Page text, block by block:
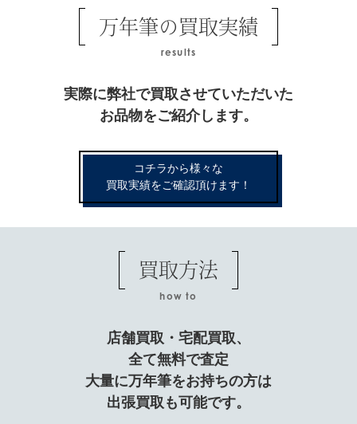
万年筆の買取実績
results
実際に弊社で買取させていただいた
お品物をご紹介します。
コチラから様々な
買取実績をご確認頂けます！
買取方法
how to
店舗買取・宅配買取、
全て無料で査定
大量に万年筆をお持ちの方は
出張買取も可能です。